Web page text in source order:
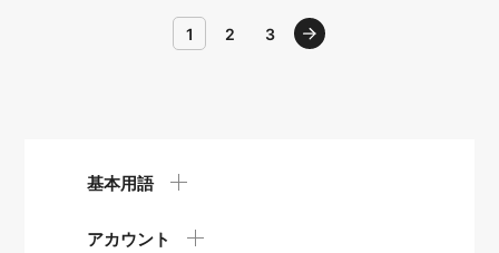
1 2 3
基本用語
アカウント